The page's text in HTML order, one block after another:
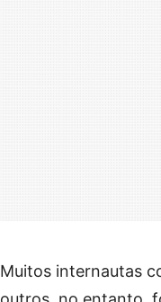
Muitos internautas